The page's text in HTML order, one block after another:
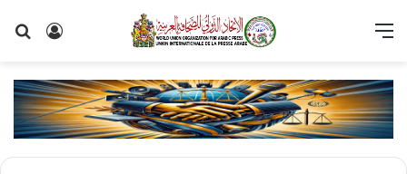
تسجيل
القائمة